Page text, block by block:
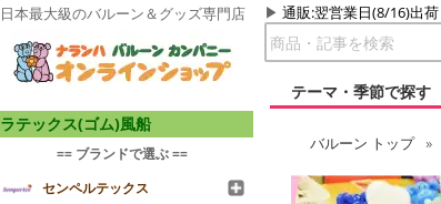
日本最大級のバルーン＆グッズ専門店 通販:翌営業日(8/16)出荷
テーマ・季節で探す
ラテックス(ゴム)風船
== ブランドで選ぶ ==
センペルテックス
バルーン トップ